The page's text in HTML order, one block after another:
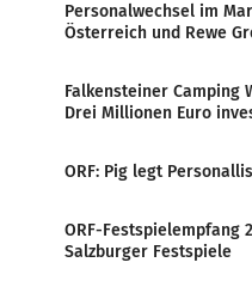
Personalwechsel im
Österreich und Rewe
Falkensteiner
Drei Millionen Euro
ORF: Pig legt
ORF-Festspielempfang
Salzburger Festspiele